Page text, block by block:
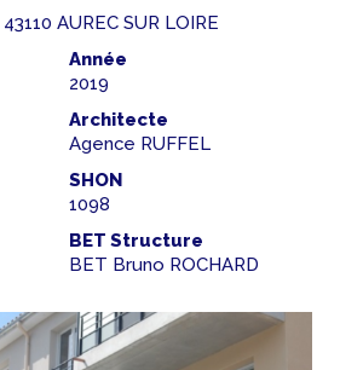
AUREC SUR LOIRE
Année
2019
Architecte
Agence RUFFEL
SHON
1098
BET Structure
BET Bruno ROCHARD